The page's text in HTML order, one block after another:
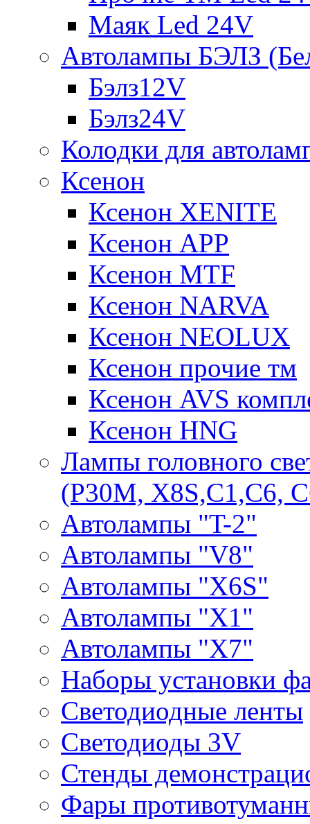
Маяк Led 24V
Автолампы БЭЛЗ
Бэлз12V
Бэлз24V
Колодки для
Ксенон
Ксенон XENITE
Ксенон APP
Ксенон MTF
Ксенон NARVA
Ксенон NEOLUX
Ксенон прочие тм
Ксенон AVS
Ксенон HNG
Лампы головного
(P30M, X8S,С1,С6,
Автолампы "T-2"
Автолампы "V8"
Автолампы "X6S"
Автолампы "Х1"
Автолампы "Х7"
Наборы установки
Светодиодные ленты
Светодиоды 3V
Стенды
Фары